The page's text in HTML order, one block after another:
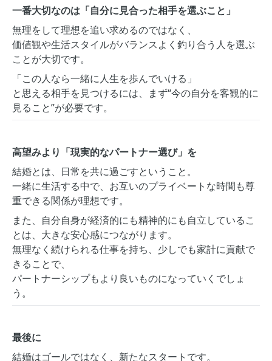
一番大切なのは「自分に見合った相手を選ぶこと」
無理をして理想を追い求めるのではなく、
価値観や生活スタイルがバランスよく釣り合う人を選ぶ
ことが大切です。
「この人なら一緒に人生を歩んでいける」
と思える相手を見つけるには、まず“今の自分を客観的に
見ること”が必要です。
高望みより「現実的なパートナー選び」を
結婚とは、日常を共に過ごすということ。
一緒に生活する中で、お互いのプライベートな時間も尊
重できる関係が理想です。
また、自分自身が経済的にも精神的にも自立しているこ
とは、大きな安心感につながります。
無理なく続けられる仕事を持ち、少しでも家計に貢献で
きることで、
パートナーシップもより良いものになっていくでしょ
う。
最後に
結婚はゴールではなく、新たなスタートです。